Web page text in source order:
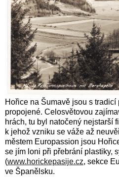
Hořice na Šumavě jsou s
propojené. Celosvětovou
hrách, tu byl natočený nejstarší
k jehož vzniku se váže až
městem Europassion jsou
se jím loni při přebrání plastiky,
(www.horickepasije.cz, sekce
ve Španělsku.